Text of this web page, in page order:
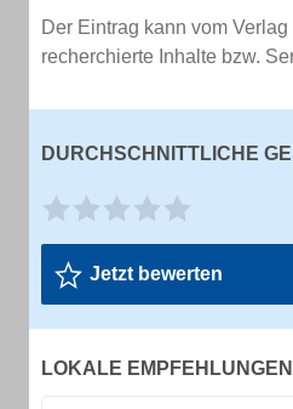
Der Eintrag kann vom
recherchierte Inhalte bzw.
DURCHSCHNITTLICHE
Jetzt bewerten
LOKALE EMPFEHLUNGEN